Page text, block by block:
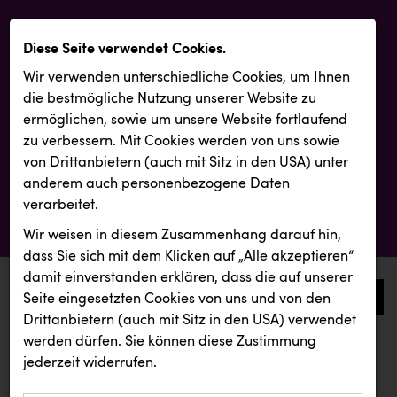
0
aktuelle aussendungen
aktuelle aussendungen
Diese Seite verwendet Cookies.
Wir verwenden unterschiedliche Cookies, um Ihnen
die best­mögliche Nutzung unserer Website zu
ermöglichen, sowie um unsere Website fortlaufend
zu verbessern. Mit Cookies werden von uns sowie
von Drittanbietern (auch mit Sitz in den USA) unter
anderem auch personenbezogene Daten
verarbeitet.
Wir weisen in diesem Zusammenhang darauf hin,
dass Sie sich mit dem Klicken auf „Alle akzeptieren“
damit ein­ver­standen erklären, dass die auf unserer
Seite eingesetzten Cookies von uns und von den
Drittanbietern (auch mit Sitz in den USA) verwendet
werden dürfen. Sie können diese Zustimmung
jederzeit widerrufen.